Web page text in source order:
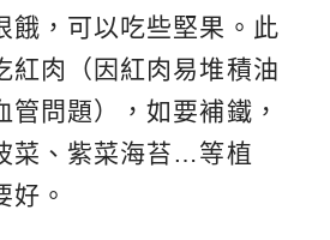
餓，可以吃些堅果。此
紅肉（因紅肉易堆積油
管問題），如要補鐵，
菜、紫菜海苔…等植
好。